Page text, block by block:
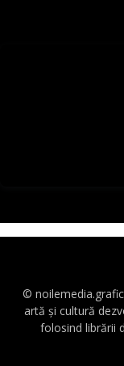
©
artă și cultură
folosind librării